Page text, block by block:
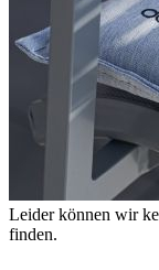
Leider können wir
finden.